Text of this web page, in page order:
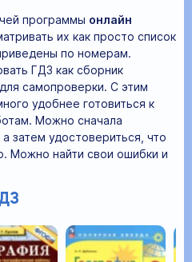
программы онлайн
их как просто список
по номерам.
ГДЗ как сборник
самопроверки. С этим
удобнее готовиться к
Можно сначала
затем удостовериться, что
Можно найти свои ошибки и